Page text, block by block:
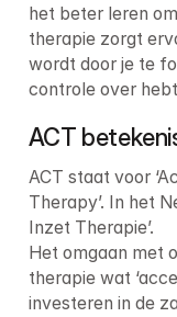
het beter leren
therapie zorgt
wordt door je te
controle over
ACT
ACT staat voor
Therapy’. In het
Inzet Therapie’.
Het omgaan met
therapie wat
investeren in de